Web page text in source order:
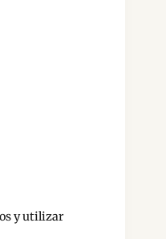
y utilizar